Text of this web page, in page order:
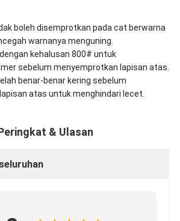
boleh disemprotkan pada cat berwarna
warnanya menguning.
kehalusan 800# untuk
sebelum menyemprotkan lapisan atas.
benar-benar kering sebelum
atas untuk menghindari lecet.
& Ulasan